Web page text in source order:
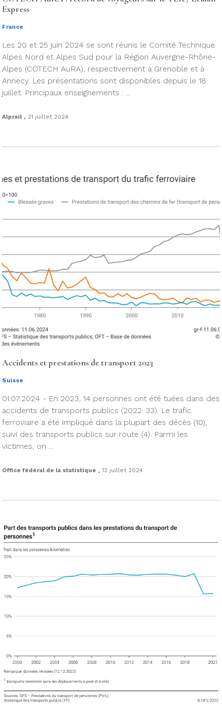
Express
France
Les 20 et 25 juin 2024 se sont réunis le Comité Technique
Alpes Nord et Alpes Sud pour la Région Auvergne-Rhône-
Alpes (COTECH AuRA), respectivement à Grenoble et à
Annecy. Les présentations sont disponibles depuis le 18
juillet. Principaux enseignements : ...
Alprail . 21 juillet 2024
Accidents et prestations de transport 2023
Suisse
01.07.2024 - En 2023, 14 personnes ont été tuées dans des
accidents de transports publics (2022: 33). Le trafic
ferroviaire a été impliqué dans la plupart des décès (10),
suivi des transports publics sur route (4). Parmi les
victimes, on ...
Office fédéral de la statistique . 12 juillet 2024